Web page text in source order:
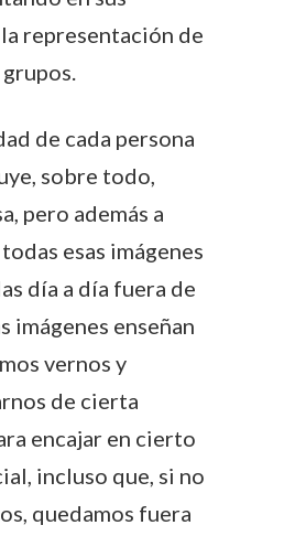
representación de
de cada persona
sobre todo,
pero además a
esas imágenes
día a día fuera de
imágenes enseñan
vernos y
de cierta
encajar en cierto
incluso que, si no
quedamos fuera